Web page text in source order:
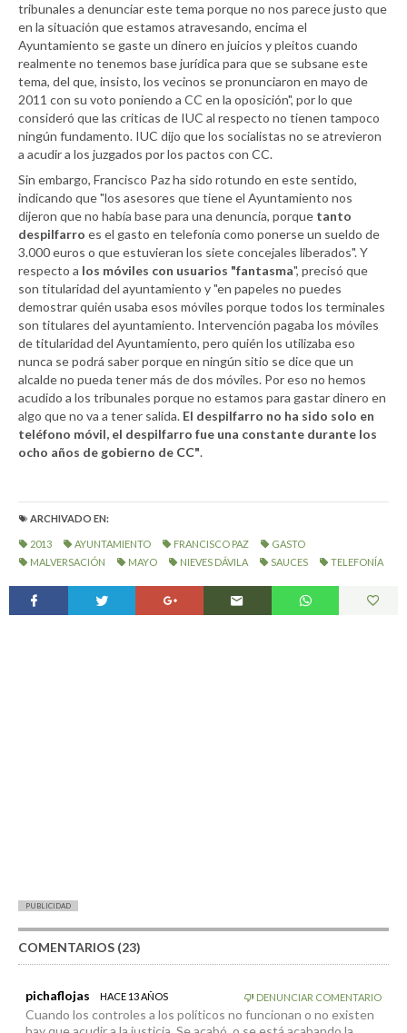
tribunales a denunciar este tema porque no nos parece justo que
en la situación que estamos atravesando, encima el
Ayuntamiento se gaste un dinero en juicios y pleitos cuando
realmente no tenemos base jurídica para que se subsane este
tema, del que, insisto, los vecinos se pronunciaron en mayo de
2011 con su voto poniendo a CC en la oposición", por lo que
consideró que las criticas de IUC al respecto no tienen tampoco
ningún fundamento. IUC dijo que los socialistas no se atrevieron
a acudir a los juzgados por los pactos con CC.
Sin embargo, Francisco Paz ha sido rotundo en este sentido,
indicando que "los asesores que tiene el Ayuntamiento nos
dijeron que no había base para una denuncia, porque tanto
despilfarro es el gasto en telefonía como ponerse un sueldo de
3.000 euros o que estuvieran los siete concejales liberados". Y
respecto a los móviles con usuarios "fantasma", precisó que
son titularidad del ayuntamiento y "en papeles no puedes
demostrar quién usaba esos móviles porque todos los terminales
son titulares del ayuntamiento. Intervención pagaba los móviles
de titularidad del Ayuntamiento, pero quién los utilizaba eso
nunca se podrá saber porque en ningún sitio se dice que un
alcalde no pueda tener más de dos móviles. Por eso no hemos
acudido a los tribunales porque no estamos para gastar dinero en
algo que no va a tener salida. El despilfarro no ha sido solo en
teléfono móvil, el despilfarro fue una constante durante los
ocho años de gobierno de CC".
ARCHIVADO EN:
2013 AYUNTAMIENTO FRANCISCO PAZ
GASTO
MALVERSACIÓN
MAYO NIEVES DÁVILA SAUCES TELEFONÍA
PUBLICIDAD
COMENTARIOS (23)
pichaflojas HACE 13 AÑOS DENUNCIAR COMENTARIO
Cuando los controles a los políticos no funcionan o no existen